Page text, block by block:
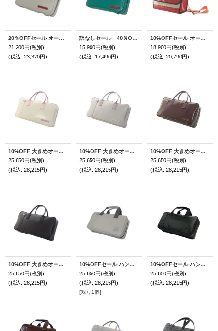
20％OFFセール オーボエケースガード「The Mission/wf」マットライトグレー
21,200円(税別)
(税込: 23,320円)
訳なしセール 40％OFF オーボエケースガード「The Mission/wf」マットエメラルドグリーン
15,900円(税別)
(税込: 17,490円)
10%OFFセール オーボエメッセンジャーバッグ「Schneider」スカーレット / アイボリー
18,900円(税別)
(税込: 20,790円)
10%OFF 大きめオーボエバッグ「Camarade4/wf」ペールアイボリー/ピンクベージュ
25,650円(税別)
(税込: 28,215円)
10%OFF 大きめオーボエバッグ「Camarade4/wf」マットライトグレー/グレージュ
25,650円(税別)
(税込: 28,215円)
10%OFF 大きめオーボエバッグ「Camarade4/wf」チョコ / チョコ
25,650円(税別)
(税込: 28,215円)
10%OFF 大きめオーボエバッグ「Camarade4/wf」ソフトマットブラック/黒
25,650円(税別)
(税込: 28,215円)
10%OFFセール ハンドメイド 大きめオーボエバッグ「Camarade2/wf」ライトグレー / ライトグレー革巻きハンドル・ライトグレースクエアエンブレム
25,650円(税別)
(税込: 28,215円)
[残り1個]
10%OFFセール ハンドメイド 大きめオーボエバッグ「Camarade2/wf」マットブラック / 黒ハンドル
25,650円(税別)
(税込: 28,215円)